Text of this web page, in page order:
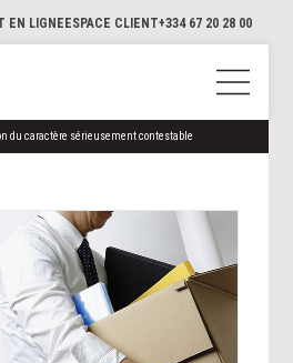
EN LIGNEESPACE CLIENT+334 67 20 28 00
du caractère sérieusement contestable